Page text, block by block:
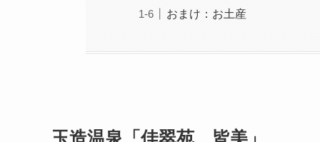
おまけ：お土産
玉造温泉「佳翠苑 皆美」